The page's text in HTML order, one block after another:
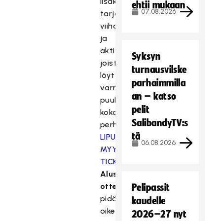
tarjolla
viihdettä
ja
aktiviteetteja,
joista
löytyy
varmasti
puuhaa
koko
perheelle!
LIPUT
MYY
TICKETMASTER.FI
Alustava
otteluohjelma(järjestäjä
pidättää
oikeudet
ehtii mukaan
07.08.2026
Syksyn
turnausvilske
parhaimmilla
an – katso
pelit
SalibandyTV:s
tä
06.08.2026
Pelipassit
kaudelle
2026–27 nyt